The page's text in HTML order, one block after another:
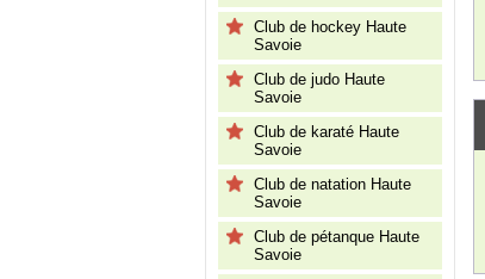
Club de hockey Haute
Savoie
Club de judo Haute
Savoie
Club de karaté Haute
Savoie
Club de natation Haute
Savoie
Club de pétanque Haute
Savoie